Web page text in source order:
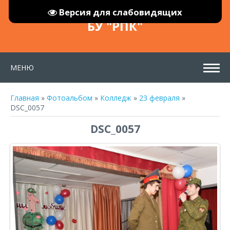
Версия для слабовидящих
БУ "РПК"
МЕНЮ
Главная » Фотоальбом » Колледж » 23 февраля »
DSC_0057
DSC_0057